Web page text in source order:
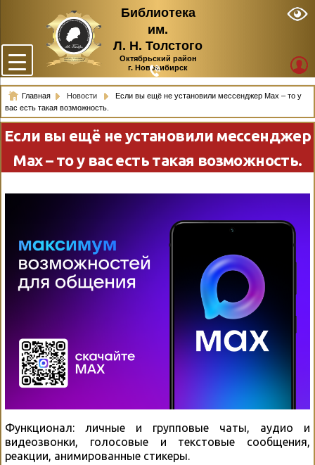
Библиотека
им.
Л. Н. Толстого
Октябрьский район
г. Новосибирск
Главная Новости
Если вы ещё не установили мессенджер Max – то у
вас есть такая возможность.
Если вы ещё не установили мессенджер
Max – то у вас есть такая возможность.
Функционал: личные и групповые чаты, аудио и
видеозвонки, голосовые и текстовые сообщения,
реакции, анимированные стикеры.